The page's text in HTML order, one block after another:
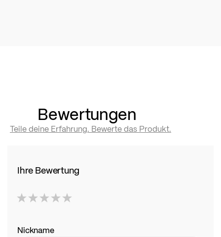
Bewertungen
Teile deine Erfahrung. Bewerte das Produkt.
Ihre Bewertung
star
stars
stars
stars
stars
Nickname